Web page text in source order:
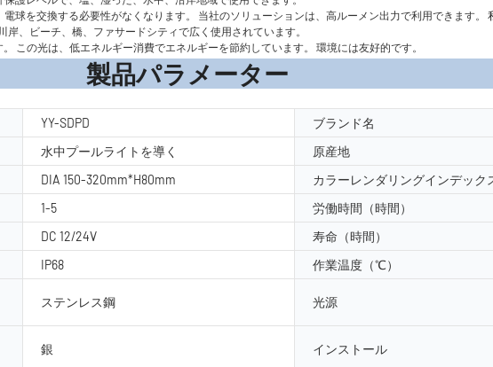
球を交換する必要性がなくなります。 当社のソリューションは、高ルーメン出力で利用できます
、ビーチ、橋、フ​​ァサードシティで広く使用されています。
この光は、低エネルギー消費でエネルギーを節約しています。 環境には友好的です。
メーター
YY-SDPD ブランド名
水中プールライトを導く 原産地
DIA 150-320mm*H80mm カラーレンダリングインデック
1-5 労働時間（時間）
DC 12/24V 寿命（時間）
IP68 作業温度（℃）
ステンレス鋼 光源
銀 インストール